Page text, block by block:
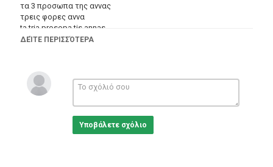
τα 3 προσωπα της αννας
τρεις φορες αννα
ta tria prosopa tis annas
ta 3 prosopo tis annas epeisodia
τηλενουβελες
μεξικανικη σειρα
μεξικανικες σειρες
#ΤαΤρίαΠρόσωπαΤηςΆννας #Επεισόδιο78
ΔΕΊΤΕ ΠΕΡΙΣΣΌΤΕΡΑ
Υποβάλετε σχόλιο